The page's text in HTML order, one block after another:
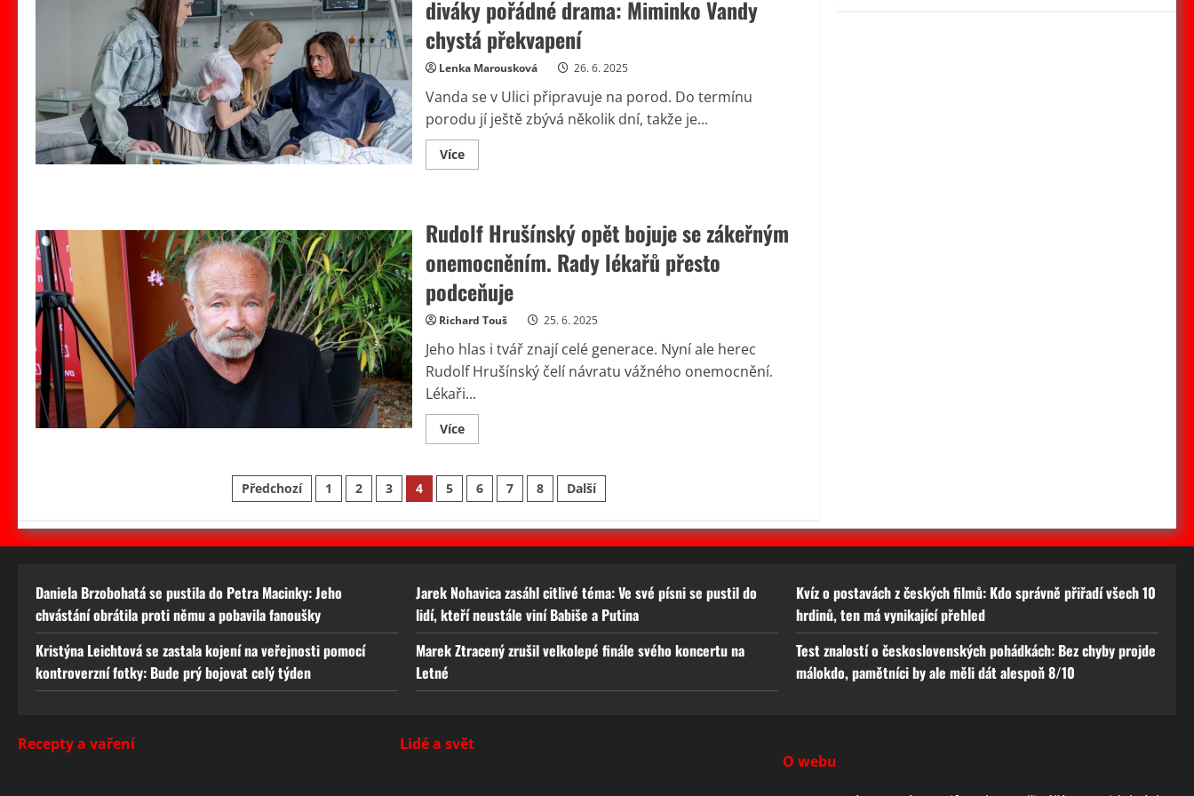
v
Ulici.
Kvůli
kontroverzním
vyjádřením
natáčí
méně
diváky pořádné drama: Miminko Vandy
chystá překvapení
Lenka Marousková 26. 6. 2025
Vanda se v Ulici připravuje na porod. Do termínu
porodu jí ještě zbývá několik dní, takže je...
VíceRead
more
seriálu
Ulice
diváky
pořádné
drama:
Miminko
Vandy
chystá
překvapení
Rudolf Hrušínský opět bojuje se zákeřným
onemocněním. Rady lékařů přesto
podceňuje
Richard Touš 25. 6. 2025
Jeho hlas i tvář znají celé generace. Nyní ale herec
Rudolf Hrušínský čelí návratu vážného onemocnění.
Lékaři...
VíceRead
more
Hrušínský
opět
bojuje
zákeřným
onemocněním.
Rady
podceňuje
Stránkování
příspěvků
Předchozí 1 2 3 4 5 6 7 8 Další
Daniela Brzobohatá se pustila do Petra Macinky: Jeho
chvástání obrátila proti němu a pobavila fanoušky
Jarek Nohavica zasáhl citlivé téma: Ve své písni se pustil do
lidí, kteří neustále viní Babiše a Putina
Kvíz o postavách z českých filmů: Kdo správně přiřadí všech 10
hrdinů, ten má vynikající přehled
Kristýna Leichtová se zastala kojení na veřejnosti pomocí
kontroverzní fotky: Bude prý bojovat celý týden
Marek Ztracený zrušil velkolepé finále svého koncertu na
Letné
Test znalostí o československých pohádkách: Bez chyby projde
málokdo, pamětníci by ale měli dát alespoň 8/10
Recepty a vaření
Lidé a svět
O webu